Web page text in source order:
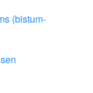
(bistum-